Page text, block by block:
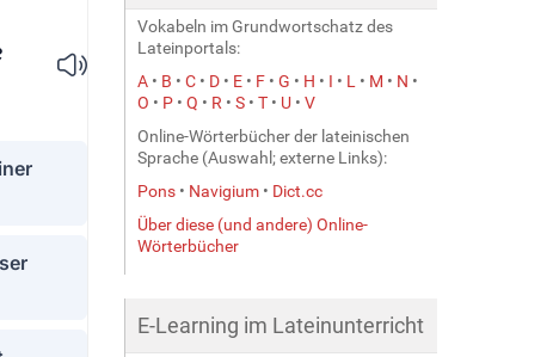
Vokabeln im Grundwortschatz des
Lateinportals:
A• B • C• D• E• F• G • H • I • L • M • N •
O • P• Q • R • S• T• U• V
Online-Wörterbücher der lateinischen
Sprache (Auswahl; externe Links):
Pons• Navigium• Dict.cc
Über diese (und andere) Online-
Wörterbücher
E-Learning im Lateinunterricht